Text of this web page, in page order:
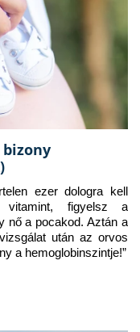
bizony
ezer dologra kell
vitamint, figyelsz a
nő a pocakod. Aztán a
után az orvos
a hemoglobinszintje!”